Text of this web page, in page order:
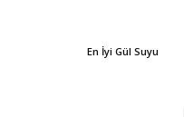
En İyi Gül Suyu